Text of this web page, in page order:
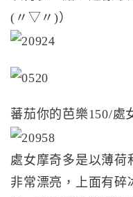
(〃▽〃)）
蕃茄你的芭樂150/處
處女摩奇多是以薄荷
非常漂亮，上面有碎